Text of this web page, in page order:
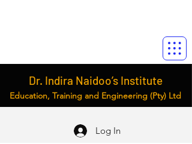
Dr. Indira Naidoo’s Institute
Education, Training and Engineering (Pty) Ltd
Log In